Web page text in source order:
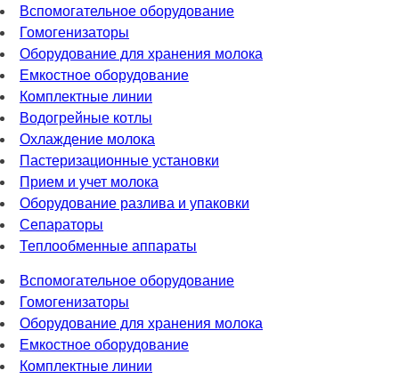
Вспомогательное оборудование
Гомогенизаторы
Оборудование для хранения молока
Емкостное оборудование
Комплектные линии
Водогрейные котлы
Охлаждение молока
Пастеризационные установки
Прием и учет молока
Оборудование разлива и упаковки
Сепараторы
Теплообменные аппараты
Вспомогательное оборудование
Гомогенизаторы
Оборудование для хранения молока
Емкостное оборудование
Комплектные линии